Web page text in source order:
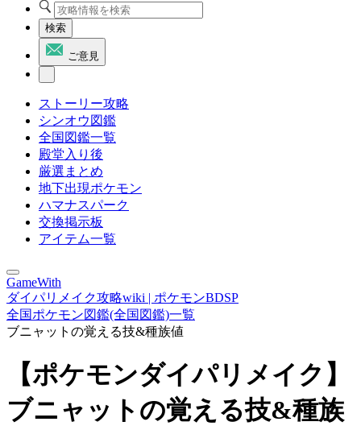
検索
ご意見
ストーリー攻略
シンオウ図鑑
全国図鑑一覧
殿堂入り後
厳選まとめ
地下出現ポケモン
ハマナスパーク
交換掲示板
アイテム一覧
GameWith
ダイパリメイク攻略wiki | ポケモンBDSP
全国ポケモン図鑑(全国図鑑)一覧
ブニャットの覚える技&種族値
【ポケモンダイパリメイク】
ブニャットの覚える技&種族